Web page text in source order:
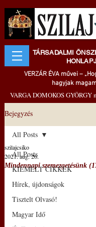
TÁRSADALMI
VERZÁR ÉVA művei –
hagyjak
VARGA DOMOKOS GYÖRGY
Bejegyzés
All Posts
KIEMELT CIKKEK
Hírek, újdonságok
Tisztelt Olvasó!
Magyar Idő
All Posts
Mindennapi szemezgetésünk
szilajcsiko
2021. aug. 26.